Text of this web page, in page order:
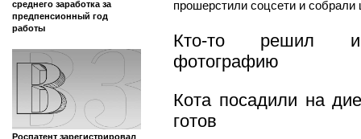
среднего заработка за
предпенсионный год
работы
Роспатент зарегистрировал
прошерстили соцсети и
Кто-то решил
фотографию
Кота посадили на
готов